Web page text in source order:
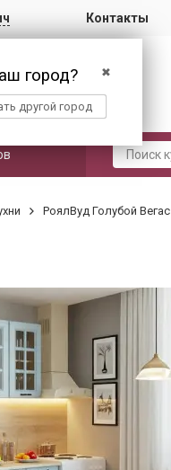
✖
город?
другой город
Контакты
РоялВуд Голубой Вегас